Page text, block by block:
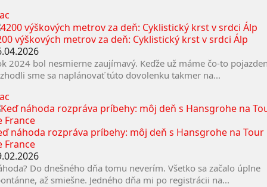
výškových metrov za deň: Cyklistický krst v srdci Álp
2024 bol nesmierne zaujímavý. Keďže už máme čo-to
sme sa naplánovať túto dovolenku takmer na...
náhoda rozpráva príbehy: môj deň s Hansgrohe na Tour
France
Do dnešného dňa tomu neverím. Všetko sa začalo úplne
až smiešne. Jedného dňa mi po registrácii na...